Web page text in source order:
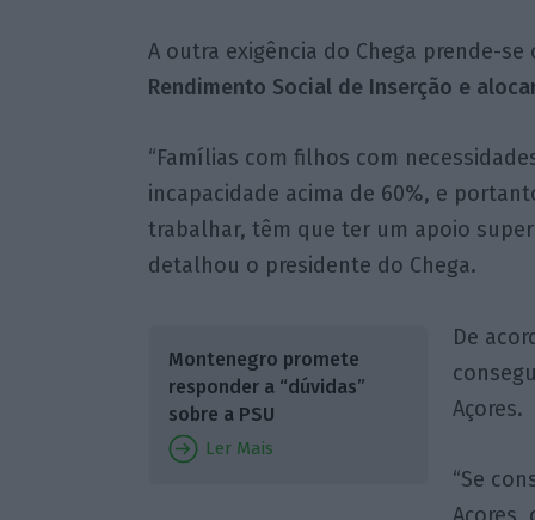
A outra exigência do Chega prende-se
Rendimento Social de Inserção e
“Famílias com filhos com
incapacidade acima de 60%, e
trabalhar, têm que ter um apoio
detalhou o presidente do Chega.
Montenegro promete
responder a “dúvidas”
sobre a PSU
Ler Mais
De
Açores.
“Se